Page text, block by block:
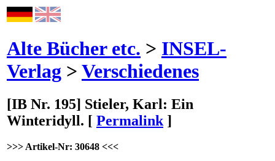
Alte Bücher etc. > INSEL-
Verlag > Verschiedenes
[IB Nr. 195] Stieler, Karl: Ein
Winteridyll. [ Permalink ]
>>> Artikel-Nr: 30648 <<<